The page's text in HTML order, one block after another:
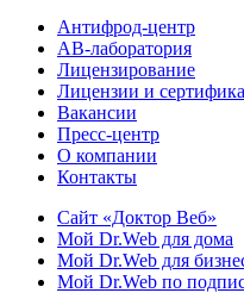
Антифрод-центр
АВ-лаборатория
Лицензирование
Лицензии и
Вакансии
Пресс-центр
О компании
Контакты
Сайт «Доктор Веб»
Мой Dr.Web для дома
Мой Dr.Web для
Мой Dr.Web по